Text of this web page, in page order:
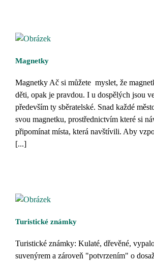
Magnetky
Magnetky Ač si můžete myslet, že
děti, opak je pravdou. I u dospělých jsou
především ty sběratelské. Snad každé
svou magnetku, prostřednictvím které si
připomínat místa, která navštívili. Aby
[...]
Turistické známky
Turistické známky: Kulaté, dřevěné,
suvenýrem a zároveň "potvrzením" o